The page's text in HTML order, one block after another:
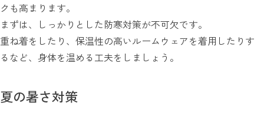
クも高まります。
まずは、しっかりとした防寒対策が不可欠です。
重ね着をしたり、保温性の高いルームウェアを着用したりす
るなど、身体を温める工夫をしましょう。
夏の暑さ対策